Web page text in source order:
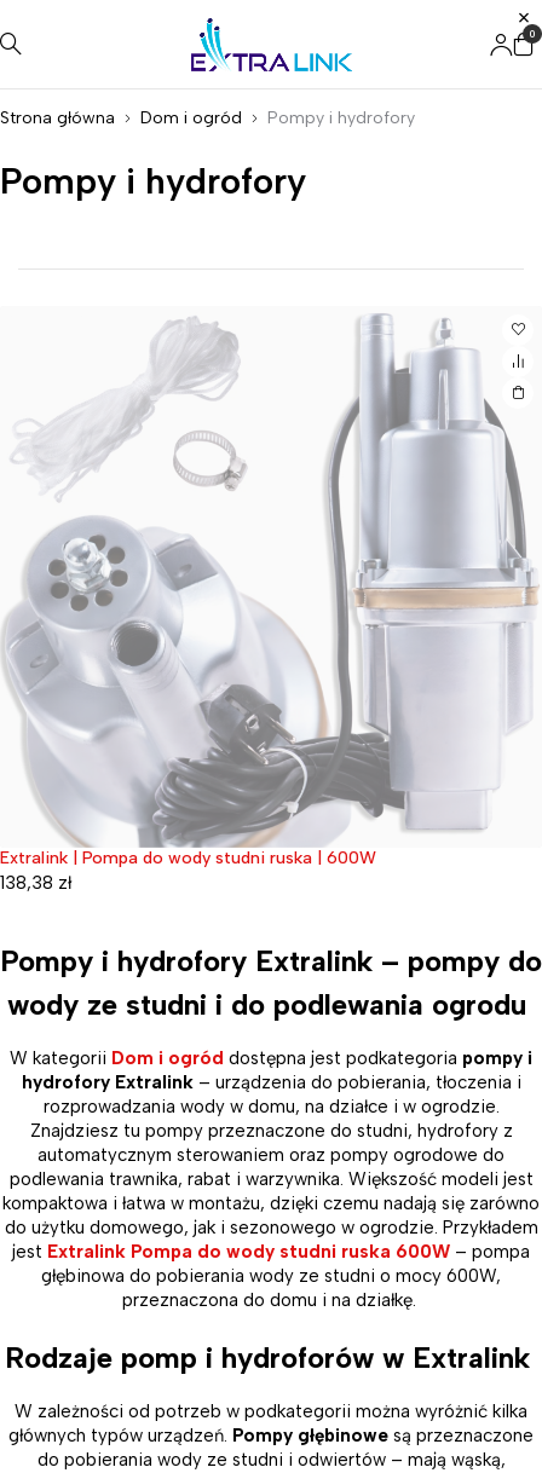
0
Strona główna Dom i ogród Pompy i hydrofory
Pompy i hydrofory
Wyprzedane
Extralink | Pompa do wody studni ruska | 600W
138,38 zł
Pompy i hydrofory Extralink – pompy do
wody ze studni i do podlewania ogrodu
W kategorii Dom i ogród dostępna jest podkategoria pompy i
hydrofory Extralink– urządzenia do pobierania, tłoczenia i
rozprowadzania wody w domu, na działce i w ogrodzie.
Znajdziesz tu pompy przeznaczone do studni, hydrofory z
automatycznym sterowaniem oraz pompy ogrodowe do
podlewania trawnika, rabat i warzywnika. Większość modeli jest
kompaktowa i łatwa w montażu, dzięki czemu nadają się zarówno
do użytku domowego, jak i sezonowego w ogrodzie. Przykładem
jest Extralink Pompa do wody studni ruska 600W – pompa
głębinowa do pobierania wody ze studni o mocy 600W,
przeznaczona do domu i na działkę.
Rodzaje pomp i hydroforów w Extralink
W zależności od potrzeb w podkategorii można wyróżnić kilka
głównych typów urządzeń. Pompy głębinowe są przeznaczone
do pobierania wody ze studni i odwiertów – mają wąską,